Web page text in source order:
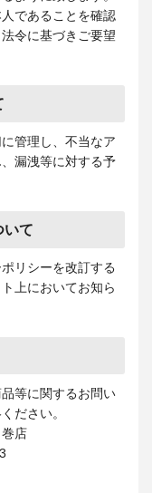
であることを確認
令に基づきご要望
管理し、不当なア
漏洩等に対する予
いて
リシーを改訂する
上においてお知ら
等に関するお問い
ださい。
店